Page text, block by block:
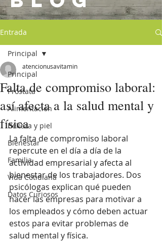
Entrada
Principal
Próstata
Alimentación
Belleza y piel
Bienestar
Familia
Vida Cotidiana
Datos Curiosos
Principal
Falta de compromiso laboral:
así afecta a la salud mental y
física
atencionusavitamin
La falta de compromiso laboral
repercute en el día a día de la
actividad empresarial y afecta al
bienestar de los trabajadores. Dos
psicólogas explican qué pueden
hacer las empresas para motivar a
los empleados y cómo deben actuar
estos para evitar problemas de
salud mental y física.